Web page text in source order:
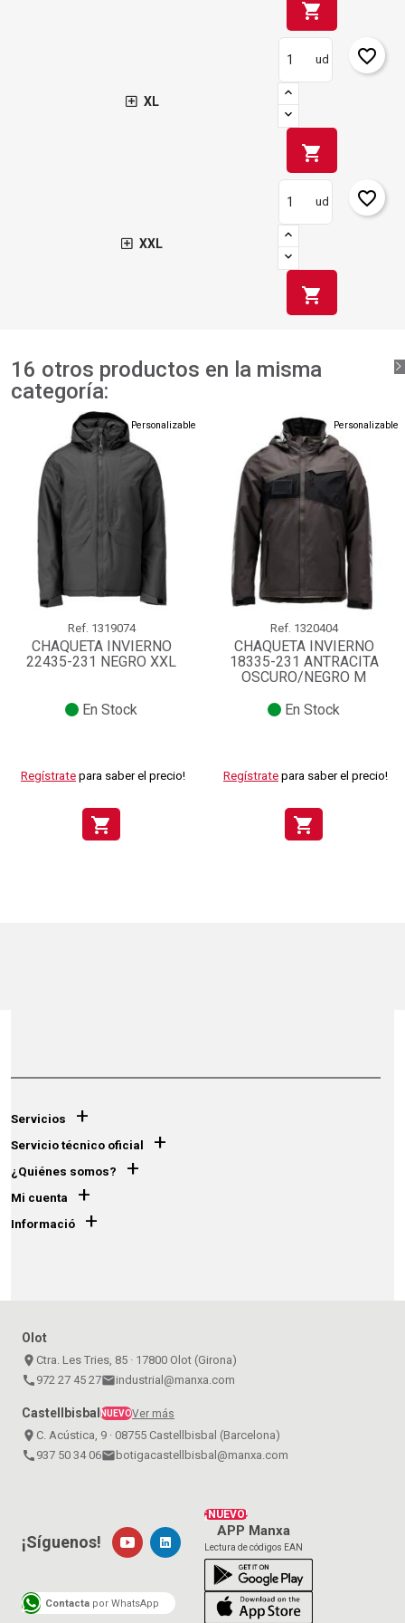
shopping_cart
XL
ud
shopping_cart
favorite_border
XXL
ud
shopping_cart
favorite_border
16 otros productos en la misma
categoría:
Personalizable
Ref. 1319074
CHAQUETA INVIERNO
22435-231 NEGRO XXL
En Stock
Regístrate para saber el precio!
shopping_cart
Personalizable
Ref. 1320404
CHAQUETA INVIERNO
18335-231 ANTRACITA
OSCURO/NEGRO M
En Stock
Regístrate para saber el precio!
shopping_cart
Servicios +
Servicio técnico oficial +
¿Quiénes somos? +
Mi cuenta +
Informació +
Olot
place Ctra. Les Tries, 85 · 17800 Olot (Girona)
call 972 27 45 27emailindustrial@manxa.com
Castellbisbal NUEVOVer más
place C. Acústica, 9 · 08755 Castellbisbal (Barcelona)
call 937 50 34 06email botigacastellbisbal@manxa.com
¡NUEVO!
APP Manxa
Lectura de códigos EAN
¡Síguenos!
Contacta por WhatsApp